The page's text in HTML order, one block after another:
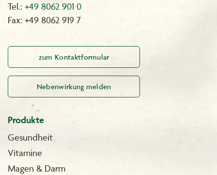
Tel.: +49 8062 901 0
Fax: +49 8062 919 7
zum Kontaktformular
Nebenwirkung melden
Produkte
Gesundheit
Vitamine
Magen & Darm